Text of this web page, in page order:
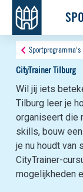
Sportprogramma's
CityTrainer Tilburg
Wil jij iets
Tilburg leer je
organiseert die
skills, bouw
je nu houdt van
CityTrainer-
mogelijkheden